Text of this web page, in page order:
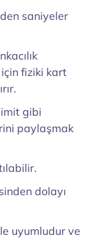
saniyeler
fiziki kart
limit gibi
paylaşmak
dolayı
uyumludur ve